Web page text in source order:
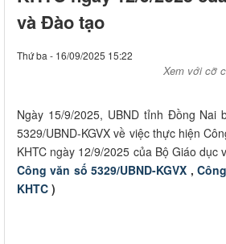
và Đào tạo
Thứ ba - 16/09/2025 15:22
Xem với cỡ
Ngày 15/9/2025, UBND tỉnh Đồng Nai
5329/UBND-KGVX về việc thực hiện
KHTC ngày 12/9/2025 của Bộ Giáo dục
Công văn số 5329/UBND-KGVX ,
KHTC )